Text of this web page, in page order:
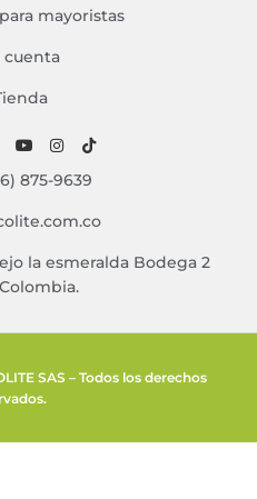
mayoristas
cuenta
875-9639
la esmeralda Bodega 2
SAS – Todos los derechos